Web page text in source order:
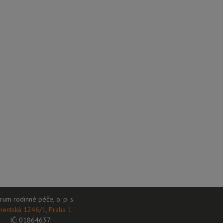
rodinné péče, o. p. s.
1246/1, Praha 1
IČ: 01864637